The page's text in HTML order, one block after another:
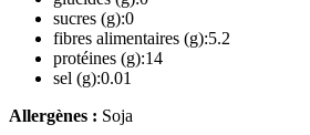
sucres (g):0
fibres alimentaires (g):5.2
protéines (g):14
sel (g):0.01
Allergènes : Soja